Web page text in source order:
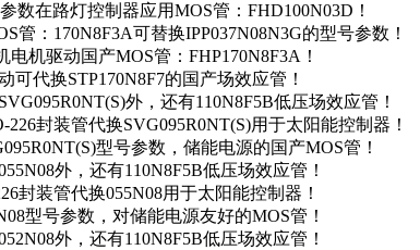
数在路灯控制器应用MOS管：FHD100N03D！
管：170N8F3A可替换IPP037N08N3G的型号参数！
机驱动国产MOS管：FHP170N8F3A！
可代换STP170N8F7的国产场效应管！
外，还有110N8F5B低压场效应管！
封装管代换SVG095R0NT(S)用于太阳能控制器！
型号参数，储能电源的国产MOS管！
外，还有110N8F5B低压场效应管！
封装管代换055N08用于太阳能控制器！
型号参数，对储能电源友好的MOS管！
外，还有110N8F5B低压场效应管！